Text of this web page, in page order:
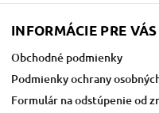
INFORMÁCIE PRE VÁS
Obchodné podmienky
Podmienky ochrany
Formulár na odstúpenie od